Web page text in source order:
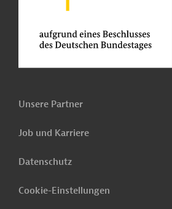
Unsere Partner
Job und Karriere
Datenschutz
Cookie-Einstellungen